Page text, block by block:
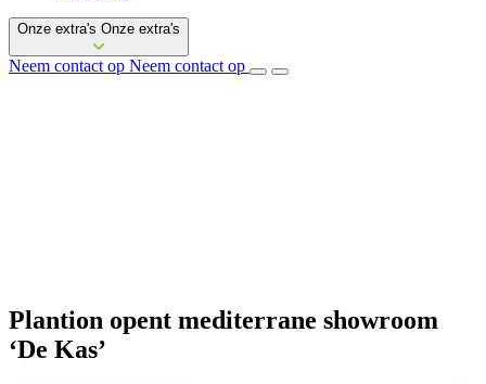
Onze extra's Onze extra's
Neem contact op Neem contact op
Plantion opent mediterrane showroom
‘De Kas’